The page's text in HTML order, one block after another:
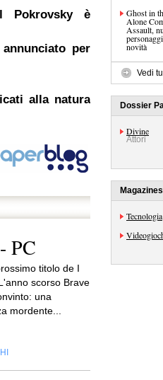
Pokrovsky è
per
alla natura
PC
titolo de I
scorso Brave
una
mordente...
Ghost in
Alone
Assault,
novità
Vedi
Dossier
Divine
Attori
Magazines
Tecnologia